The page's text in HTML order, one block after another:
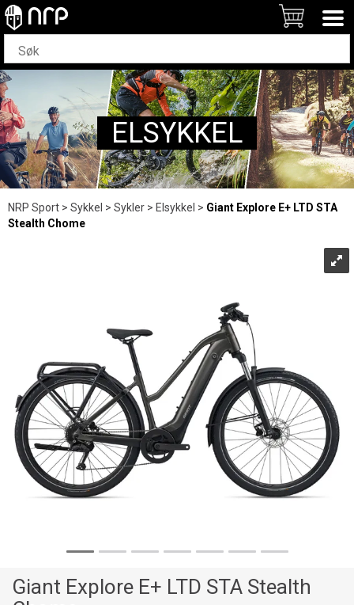
ELSYKKEL
NRP Sport>Sykkel >Sykler>Elsykkel >Giant Explore E+ LTD STA
Stealth Chome
Giant Explore E+ LTD STA Stealth